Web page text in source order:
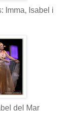
Imma, Isabel i
del Mar